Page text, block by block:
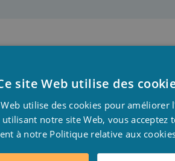
les conditions les plus
optimale.
site Web utilise des
utilise des cookies pour améliorer
notre site Web, vous acceptez
à notre Politique relative aux